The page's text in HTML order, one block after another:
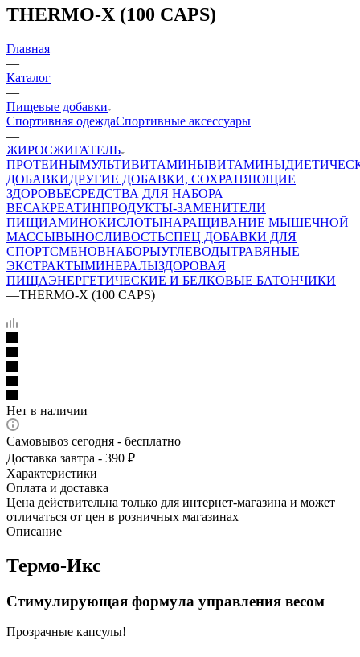
THERMO-X (100 CAPS)
Главная
—
Каталог
—
Пищевые добавки
Спортивная одеждаСпортивные аксессуары
—
ЖИРОСЖИГАТЕЛЬ
ПРОТЕИНЫМУЛЬТИВИТАМИНЫВИТАМИНЫ
ДОБАВКИДРУГИЕ ДОБАВКИ, СОХРАНЯЮЩИЕ
ЗДОРОВЬЕСРЕДСТВА ДЛЯ НАБОРА
ВЕСАКРЕАТИНПРОДУКТЫ-ЗАМЕНИТЕЛИ
ПИЩИАМИНОКИСЛОТЫНАРАЩИВАНИЕ МЫШЕЧНОЙ
МАССЫВЫНОСЛИВОСТЬСПЕЦ ДОБАВКИ ДЛЯ
СПОРТСМЕНОВНАБОРЫУГЛЕВОДЫТРАВЯНЫЕ
ЭКСТРАКТЫМИНЕРАЛЫЗДОРОВАЯ
ПИЩАЭНЕРГЕТИЧЕСКИЕ И БЕЛКОВЫЕ БАТОНЧИКИ
—THERMO-X (100 CAPS)
Нет в наличии
Самовывоз сегодня - бесплатно
Доставка завтра - 390 ₽
Характеристики
Оплата и доставка
Цена действительна только для интернет-магазина и может
отличаться от цен в розничных магазинах
Описание
Термо-Икс
Стимулирующая формула управления весом
Прозрачные капсулы!